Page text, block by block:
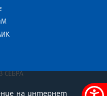
СЕБРА
на интернет